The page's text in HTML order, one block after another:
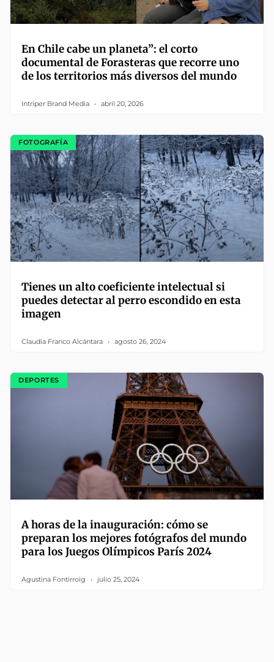
En Chile cabe un planeta”: el corto
documental de Forasteras que recorre uno
de los territorios más diversos del mundo
Intriper Brand Media abril 20, 2026
FOTOGRAFÍA
Tienes un alto coeficiente intelectual si
puedes detectar al perro escondido en esta
imagen
Claudia Franco Alcántara agosto 26, 2024
DEPORTES
A horas de la inauguración: cómo se
preparan los mejores fotógrafos del mundo
para los Juegos Olímpicos París 2024
Agustina Fontirroig julio 25, 2024